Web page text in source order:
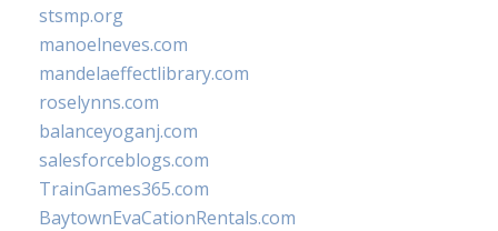
stsmp.org
manoelneves.com
mandelaeffectlibrary.com
roselynns.com
balanceyoganj.com
salesforceblogs.com
TrainGames365.com
BaytownEvaCationRentals.com